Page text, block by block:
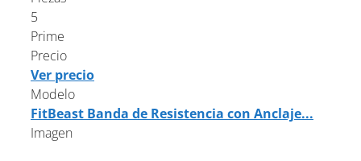
5
Prime
Precio
Ver precio
Modelo
FitBeast Banda de Resistencia con Anclaje...
Imagen